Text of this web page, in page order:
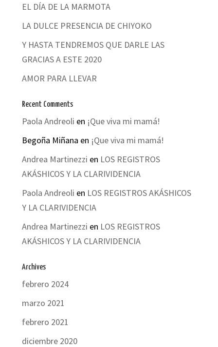
EL DÍA DE LA MARMOTA
LA DULCE PRESENCIA DE CHIYOKO
Y HASTA TENDREMOS QUE DARLE LAS
GRACIAS A ESTE 2020
AMOR PARA LLEVAR
Recent Comments
Paola Andreoli en ¡Que viva mi mamá!
Begoña Miñana en ¡Que viva mi mamá!
Andrea Martinezzi en LOS REGISTROS
AKÁSHICOS Y LA CLARIVIDENCIA
Paola Andreoli en LOS REGISTROS AKÁSHICOS
Y LA CLARIVIDENCIA
Andrea Martinezzi en LOS REGISTROS
AKÁSHICOS Y LA CLARIVIDENCIA
Archives
febrero 2024
marzo 2021
febrero 2021
diciembre 2020